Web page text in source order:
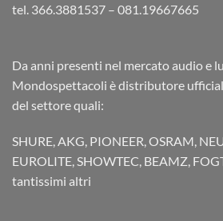
tel. 366.3881537 – 081.19667665
Da anni presenti nel mercato audio e
Mondospettacoli è distributore
del settore quali:
SHURE, AKG, PIONEER, OSRAM,
EUROLITE, SHOWTEC, BEAMZ,
tantissimi altri